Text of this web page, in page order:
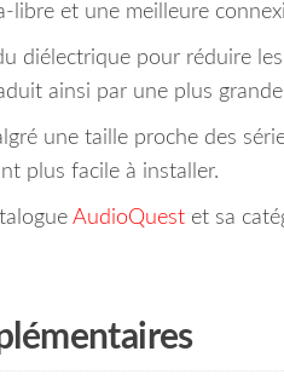
libre et une meilleure
diélectrique pour réduire
ainsi par une plus
une taille proche des
plus facile à installer.
AudioQuestet sa